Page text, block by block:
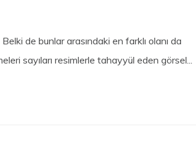
de bunlar arasındaki en farklı olanı da
sayıları resimlerle tahayyül eden görsel...